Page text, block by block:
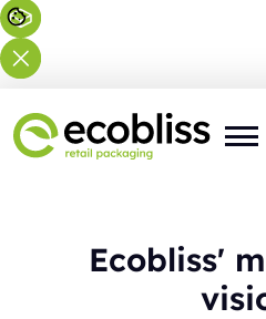
Du er her: Forside
Ecobliss'